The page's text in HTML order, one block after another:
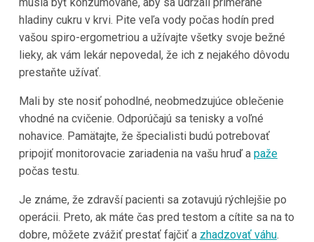
hladiny cukru v krvi. Pite veľa vody počas hodín pred
vašou spiro-ergometriou a užívajte všetky svoje bežné
lieky, ak vám lekár nepovedal, že ich z nejakého dôvodu
prestaňte užívať.
Mali by ste nosiť pohodlné, neobmedzujúce oblečenie
vhodné na cvičenie. Odporúčajú sa tenisky a voľné
nohavice. Pamätajte, že špecialisti budú potrebovať
pripojiť monitorovacie zariadenia na vašu hruď a paže
počas testu.
Je známe, že zdravší pacienti sa zotavujú rýchlejšie po
operácii. Preto, ak máte čas pred testom a cítite sa na to
dobre, môžete zvážiť prestať fajčiť a zhadzovať váhu.